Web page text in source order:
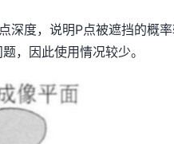
度，说明P点被遮挡的概率
，因此使用情况较少。